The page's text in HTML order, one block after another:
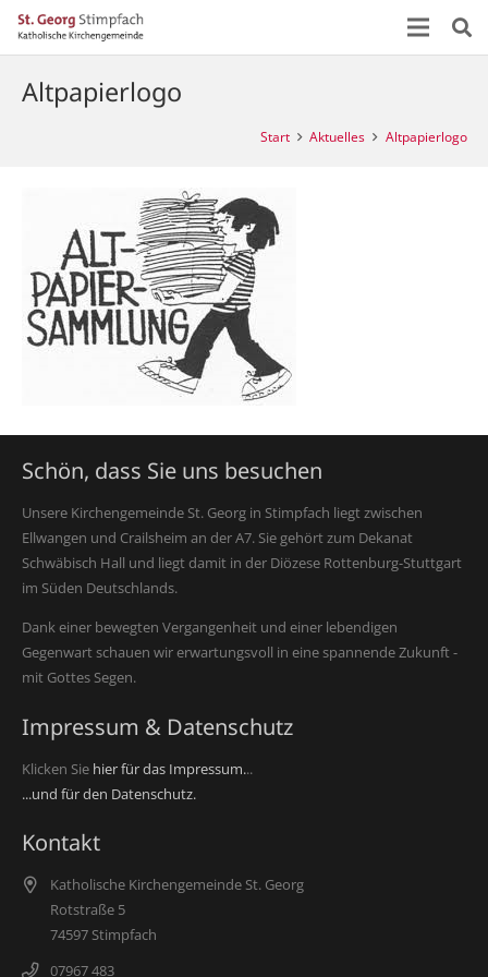
Altpapierlogo
Start Aktuelles Altpapierlogo
Schön, dass Sie uns besuchen
Unsere Kirchengemeinde St. Georg in Stimpfach liegt zwischen
Ellwangen und Crailsheim an der A7. Sie gehört zum Dekanat
Schwäbisch Hall und liegt damit in der Diözese Rottenburg-Stuttgart
im Süden Deutschlands.
Dank einer bewegten Vergangenheit und einer lebendigen
Gegenwart schauen wir erwartungsvoll in eine spannende Zukunft -
mit Gottes Segen.
Impressum & Datenschutz
Klicken Sie hier für das Impressum...
...und für den Datenschutz.
Kontakt
Katholische Kirchengemeinde St. Georg
Rotstraße 5
74597 Stimpfach
07967 483